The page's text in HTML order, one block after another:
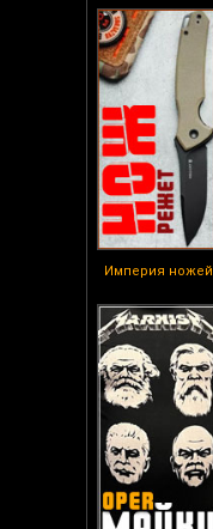
Империя ножей